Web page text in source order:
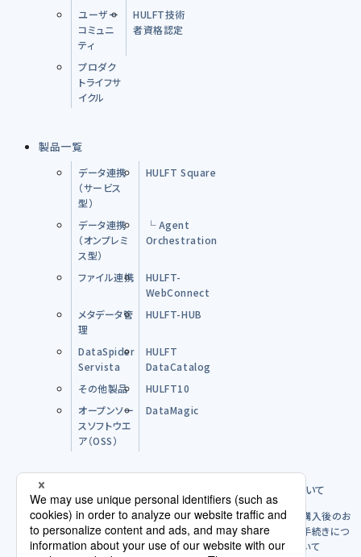
ユーザー
コミュニ
ティ
HULFT技術
者資格認定
プロダク
トライフサ
イクル
製品一覧
データ連携
（サービス
型）
HULFT Square
データ連携
（オンプレミ
ス型）
└ Agent
Orchestration
ファイル連携
HULFT-
WebConnect
メタデータ管
理
HULFT-HUB
DataSpider
Servista
HULFT
DataCatalog
その他製品
HULFT10
オープンソー
スソフトウエ
ア（OSS）
DataMagic
購入前のFAQ 製品のご購入方法について
購入後につ
いて
購入後のお
手続きにつ
いて